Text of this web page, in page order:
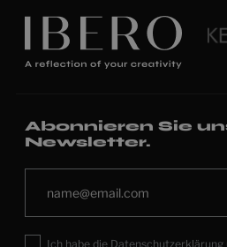
Abonnieren Sie
Newsletter.
Ich habe die Datenschutzerklärung